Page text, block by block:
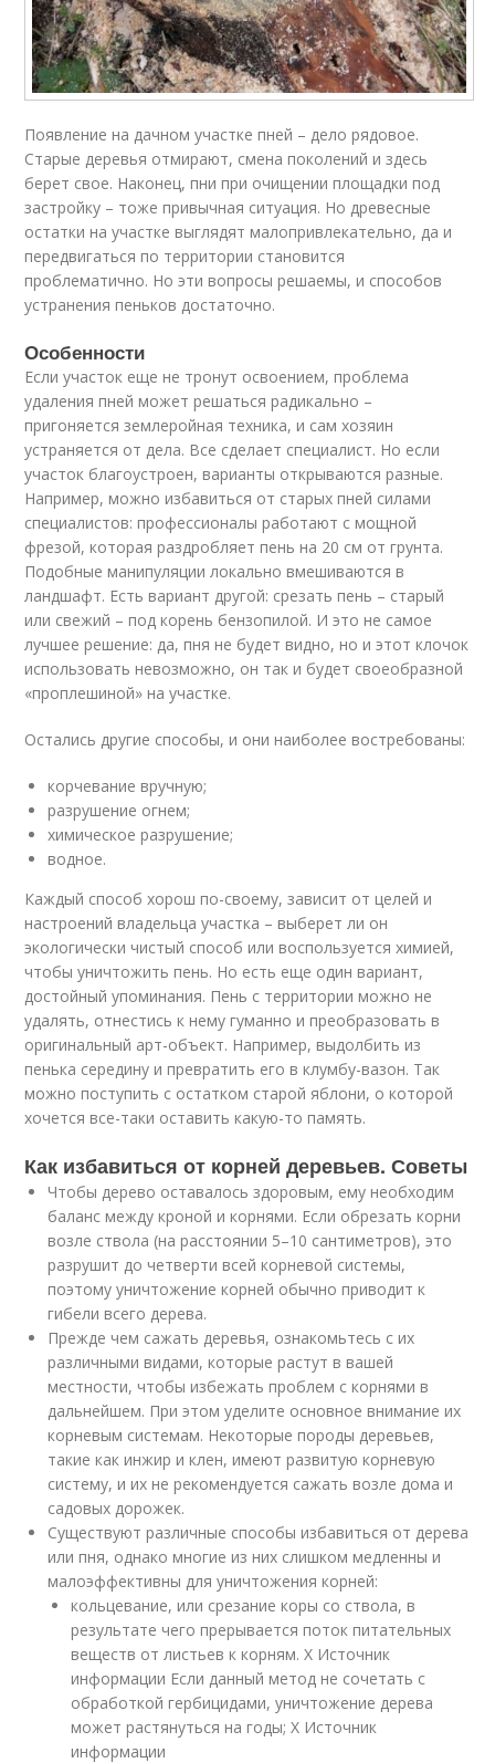
Появление на дачном участке пней – дело рядовое.
Старые деревья отмирают, смена поколений и здесь
берет свое. Наконец, пни при очищении площадки под
застройку – тоже привычная ситуация. Но древесные
остатки на участке выглядят малопривлекательно, да и
передвигаться по территории становится
проблематично. Но эти вопросы решаемы, и способов
устранения пеньков достаточно.
Особенности
Если участок еще не тронут освоением, проблема
удаления пней может решаться радикально –
пригоняется землеройная техника, и сам хозяин
устраняется от дела. Все сделает специалист. Но если
участок благоустроен, варианты открываются разные.
Например, можно избавиться от старых пней силами
специалистов: профессионалы работают с мощной
фрезой, которая раздробляет пень на 20 см от грунта.
Подобные манипуляции локально вмешиваются в
ландшафт. Есть вариант другой: срезать пень – старый
или свежий – под корень бензопилой. И это не самое
лучшее решение: да, пня не будет видно, но и этот клочок
использовать невозможно, он так и будет своеобразной
«проплешиной» на участке.
Остались другие способы, и они наиболее востребованы:
корчевание вручную;
разрушение огнем;
химическое разрушение;
водное.
Каждый способ хорош по-своему, зависит от целей и
настроений владельца участка – выберет ли он
экологически чистый способ или воспользуется химией,
чтобы уничтожить пень. Но есть еще один вариант,
достойный упоминания. Пень с территории можно не
удалять, отнестись к нему гуманно и преобразовать в
оригинальный арт-объект. Например, выдолбить из
пенька середину и превратить его в клумбу-вазон. Так
можно поступить с остатком старой яблони, о которой
хочется все-таки оставить какую-то память.
Как избавиться от корней деревьев. Советы
Чтобы дерево оставалось здоровым, ему необходим
баланс между кроной и корнями. Если обрезать корни
возле ствола (на расстоянии 5–10 сантиметров), это
разрушит до четверти всей корневой системы,
поэтому уничтожение корней обычно приводит к
гибели всего дерева.
Прежде чем сажать деревья, ознакомьтесь с их
различными видами, которые растут в вашей
местности, чтобы избежать проблем с корнями в
дальнейшем. При этом уделите основное внимание их
корневым системам. Некоторые породы деревьев,
такие как инжир и клен, имеют развитую корневую
систему, и их не рекомендуется сажать возле дома и
садовых дорожек.
Существуют различные способы избавиться от дерева
или пня, однако многие из них слишком медленны и
малоэффективны для уничтожения корней:
кольцевание, или срезание коры со ствола, в
результате чего прерывается поток питательных
веществ от листьев к корням. X Источник
информации Если данный метод не сочетать с
обработкой гербицидами, уничтожение дерева
может растянуться на годы; X Источник
информации